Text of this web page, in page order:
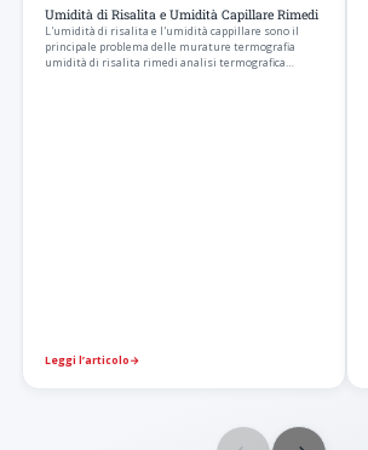
Umidità di Risalita e Umidità Capillare Rimedi
L'umidità di risalita e l'umidità cappillare sono il
principale problema delle murature termografia
umidità di risalita rimedi analisi termografica…
Leggi l’articolo→